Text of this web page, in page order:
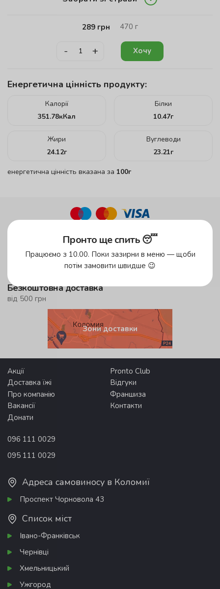
289 грн 470 г
- + Хочу
Енергетична цінність продукту:
Калорії
351.78кКал
Білки
10.47г
Жири
24.12г
Вуглеводи
23.21г
енергетична цінність вказана за 100г
до 45 хвилин
до 59 хвилин
Безкоштовна доставка
від 500 грн
Зони доставки
Акції
Pronto Club
Доставка їжі
Відгуки
Про компанію
Франшиза
Вакансії
Контакти
Донати
096 111 0029
095 111 0029
Адреса самовиносу в Коломиї
Проспект Чорновола 43
Список міст
Івано-Франківськ
Чернівці
Хмельницький
Ужгород
Пронто ще спить 😴
Працюємо з 10.00. Поки зазирни в меню — щоби
потім замовити швидше 😉